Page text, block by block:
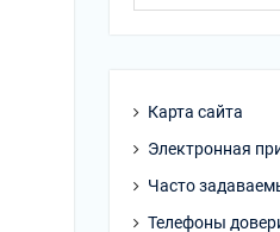
Карта сайта
Электронная
Часто
Телефоны